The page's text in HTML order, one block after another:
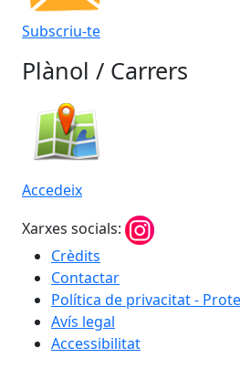
Subscriu-te
Plànol / Carrers
Accedeix
Xarxes socials:
Crèdits
Contactar
Política de privacitat -
Avís legal
Accessibilitat